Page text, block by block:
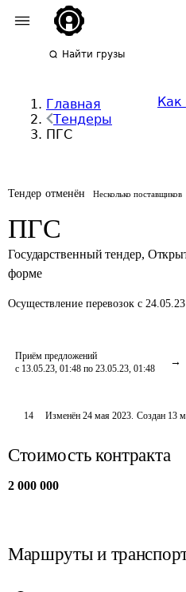
Найти грузы
Главная
Тендеры
ПГС
Как
Тендер отменён Несколько поставщиков
ПГС
Государственный тендер,
форме
Осуществление перевозок с
Приём предложений
с 13.05.23, 01:48 по 23.05.23, 01:48
14 Изменён24 мая 2023. Создан 13
Стоимость контракта
2 000 000
Маршруты и